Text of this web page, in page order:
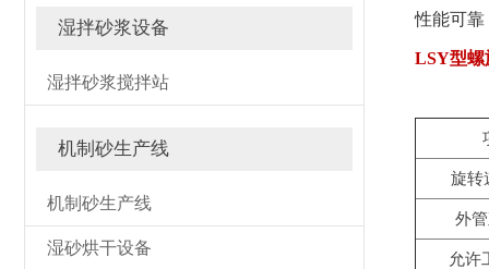
湿拌砂浆设备
湿拌砂浆搅拌站
机制砂生产线
机制砂生产线
湿砂烘干设备
性能可靠
LSY型螺
旋转
外管
允许